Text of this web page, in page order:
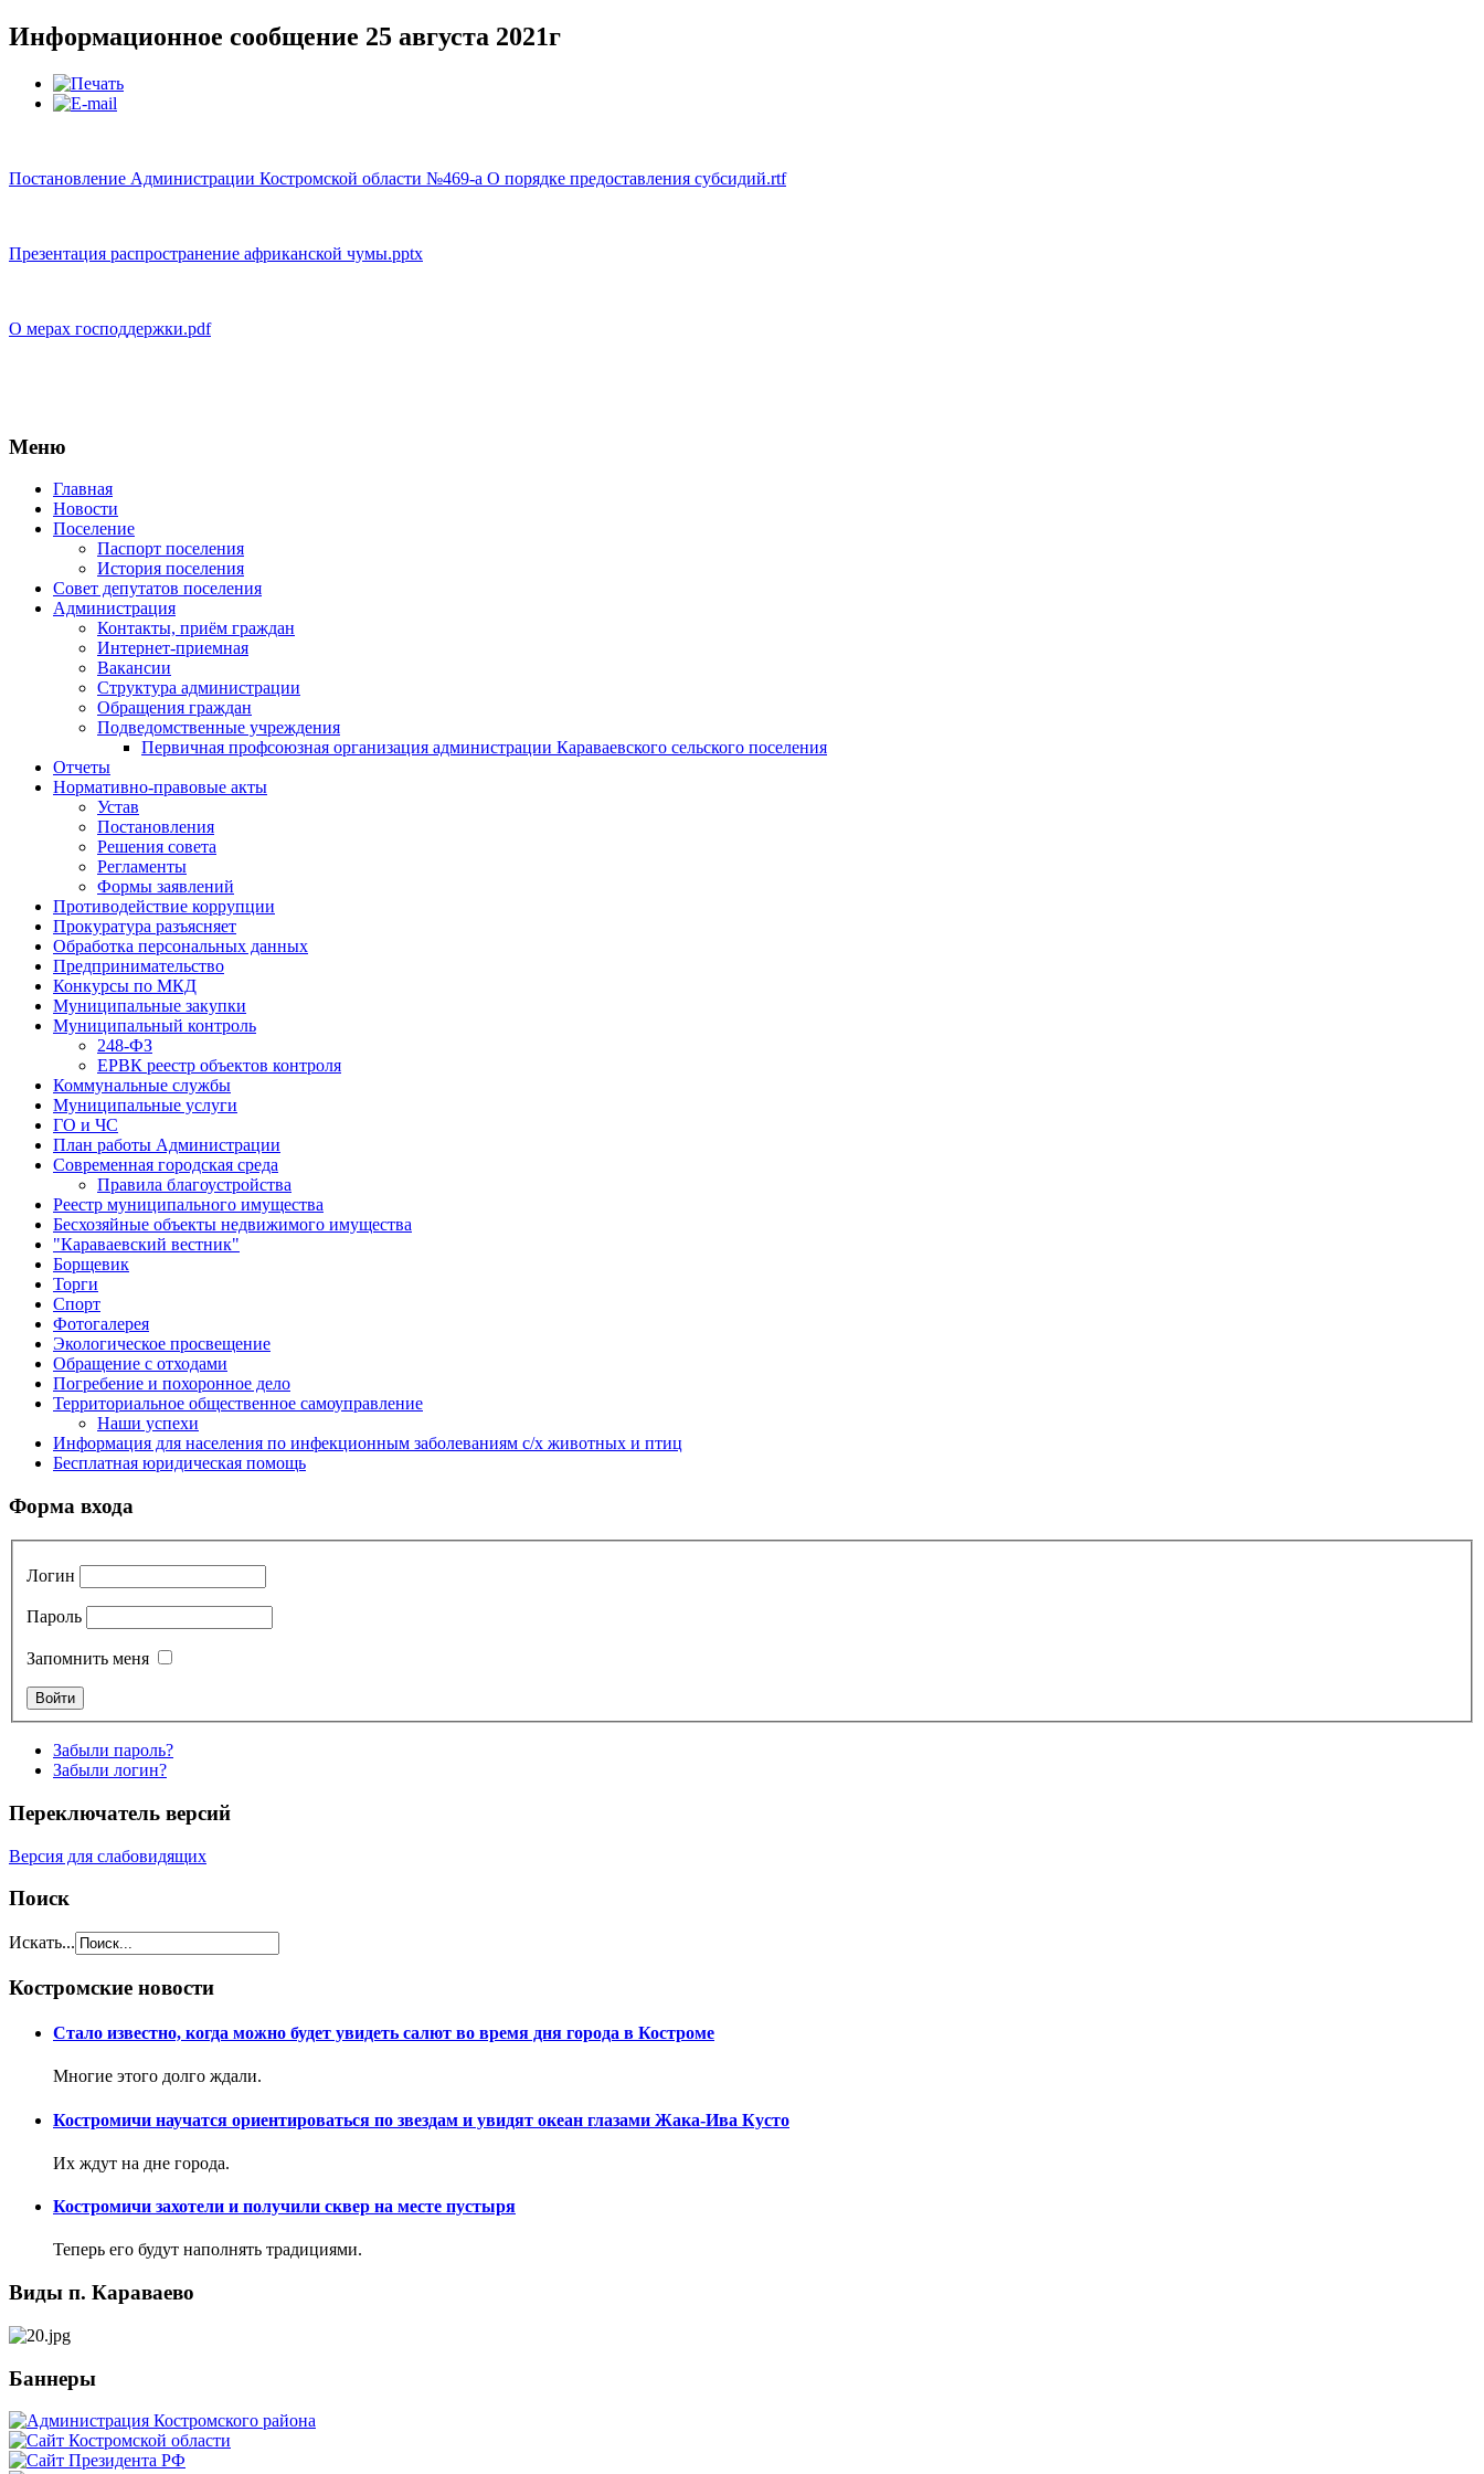
Информационное сообщение 25 августа 2021г
Постановление Администрации Костромской области №469-а О порядке предоставления субсидий.rtf
Презентация распространение африканской чумы.pptx
О мерах господдержки.pdf
Меню
Главная
Новости
Поселение
Паспорт поселения
История поселения
Совет депутатов поселения
Администрация
Контакты, приём граждан
Интернет-приемная
Вакансии
Структура администрации
Обращения граждан
Подведомственные учреждения
Первичная профсоюзная организация администрации Караваевского сельского поселения
Отчеты
Нормативно-правовые акты
Устав
Постановления
Решения совета
Регламенты
Формы заявлений
Противодействие коррупции
Прокуратура разъясняет
Обработка персональных данных
Предпринимательство
Конкурсы по МКД
Муниципальные закупки
Муниципальный контроль
248-ФЗ
ЕРВК реестр объектов контроля
Коммунальные службы
Муниципальные услуги
ГО и ЧС
План работы Администрации
Современная городская среда
Правила благоустройства
Реестр муниципального имущества
Бесхозяйные объекты недвижимого имущества
"Караваевский вестник"
Борщевик
Торги
Спорт
Фотогалерея
Экологическое просвещение
Обращение с отходами
Погребение и похоронное дело
Территориальное общественное самоуправление
Наши успехи
Информация для населения по инфекционным заболеваниям с/х животных и птиц
Бесплатная юридическая помощь
Форма входа
Логин
Пароль
Запомнить меня
Забыли пароль?
Забыли логин?
Переключатель версий
Версия для слабовидящих
Поиск
Искать...
Костромские новости
Стало известно, когда можно будет увидеть салют во время дня города в Костроме
Многие этого долго ждали.
Костромичи научатся ориентироваться по звездам и увидят океан глазами Жака-Ива Кусто
Их ждут на дне города.
Костромичи захотели и получили сквер на месте пустыря
Теперь его будут наполнять традициями.
Виды п. Караваево
Баннеры